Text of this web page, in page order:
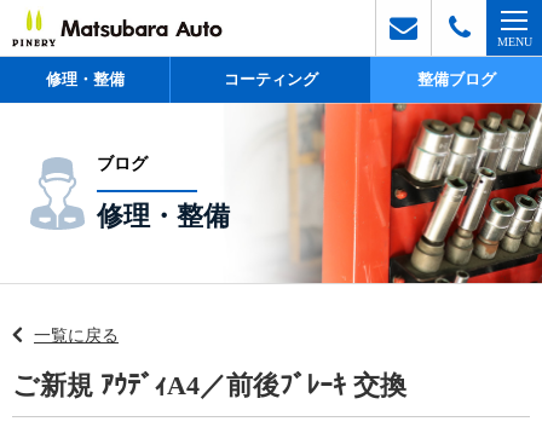
修理・整備 コーティング 整備ブログ
ブログ
修理・整備
一覧に戻る
ご新規 ｱｳﾃﾞｨA4／前後ﾌﾞﾚｰｷ 交換